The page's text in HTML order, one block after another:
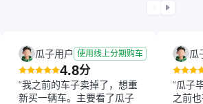
瓜子用户 使用线上分期购车
4.8分
“我之前的车子卖掉了，想重
新买一辆车。主要看了瓜子
瓜
“瓜子
之前